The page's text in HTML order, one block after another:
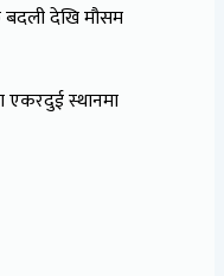
बदली देखि मौसम
एकरदुई स्थानमा